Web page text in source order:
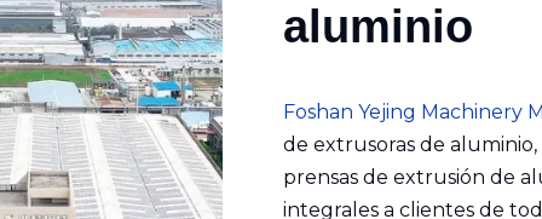
aluminio
Foshan Yejing Machinery
de extrusoras de
prensas de extrusión de
integrales a clientes de